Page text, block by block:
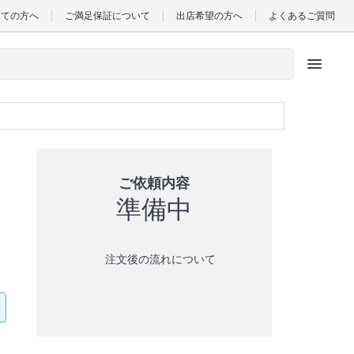
の方へ ご満足保証について 出店希望の方へ よくあるご質問
menu
ご依頼内容
準備中
注文後の流れについて